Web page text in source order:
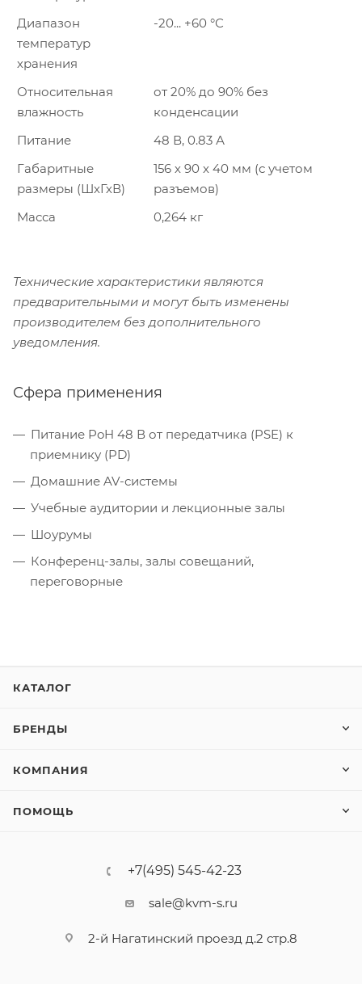
Диапазон
температур
хранения
-20... +60 °С
Относительная
влажность
от 20% до 90% без
конденсации
Питание
48 В, 0.83 А
Габаритные
размеры (ШхГхВ)
156 х 90 x 40 мм (с учетом
разъемов)
Масса
0,264 кг
Технические характеристики являются
предварительными и могут быть изменены
производителем без дополнительного
уведомления.
Сфера применения
Питание PoH 48 В от передатчика (PSE) к
приемнику (PD)
Домашние AV-системы
Учебные аудитории и лекционные залы
Шоурумы
Конференц-залы, залы совещаний,
переговорные
КАТАЛОГ
БРЕНДЫ
КОМПАНИЯ
ПОМОЩЬ
+7(495) 545-42-23
sale@kvm-s.ru
2-й Нагатинский проезд д.2 стр.8